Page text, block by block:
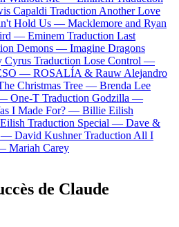
Capaldi Traduction Another Love
Hold Us — Macklemore and Ryan
— Eminem Traduction Last
Demons — Imagine Dragons
Cyrus Traduction Lose Control —
— ROSALÍA & Rauw Alejandro
Christmas Tree — Brenda Lee
One-T Traduction Godzilla —
I Made For? — Billie Eilish
Traduction Special — Dave &
— David Kushner Traduction All I
Mariah Carey
de Claude